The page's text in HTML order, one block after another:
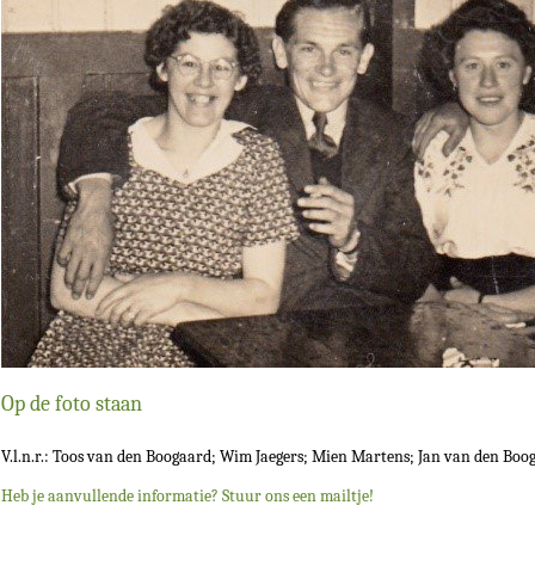
Op de foto staan
V.l.n.r.: Toos van den Boogaard; Wim Jaegers; Mien Martens; Jan van den
Heb je aanvullende informatie? Stuur ons een mailtje!